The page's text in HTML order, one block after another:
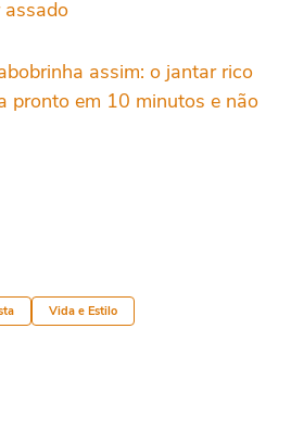
assado
assim: o jantar rico
pronto em 10 minutos e não
Vida e Estilo